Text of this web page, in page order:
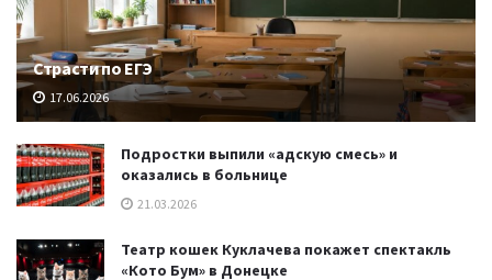
Страсти по ЕГЭ
17.06.2026
Подростки выпили «адскую смесь» и
оказались в больнице
21.03.2026
Театр кошек Куклачева покажет спектакль
«Кото Бум» в Донецке